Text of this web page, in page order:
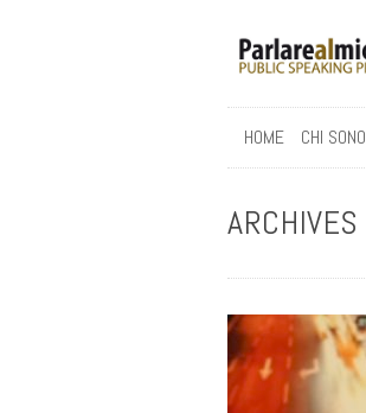
HOME CHI SONO
ARCHIVES